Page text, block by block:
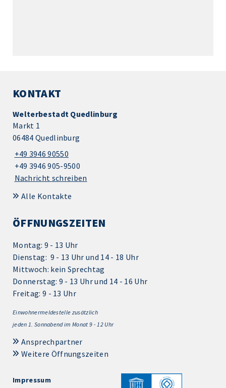
KONTAKT
Welterbestadt Quedlinburg
Markt 1
06484 Quedlinburg
+49 3946 90550
+49 3946 905-9500
Nachricht schreiben
Alle Kontakte
ÖFFNUNGSZEITEN
Montag: 9 - 13 Uhr
Dienstag: 9 - 13 Uhr und 14 - 18 Uhr
Mittwoch: kein Sprechtag
Donnerstag: 9 - 13 Uhr und 14 - 16 Uhr
Freitag: 9 - 13 Uhr
Einwohnermeldestelle zusätzlich
jeden 1. Sonnabend im Monat 9 - 12 Uhr
Ansprechpartner
Weitere Öffnungszeiten
Impressum